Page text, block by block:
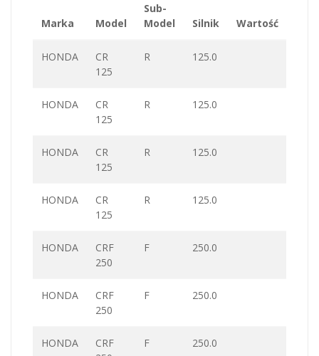
Marka Model
Sub-
Model
Silnik Wartość
HONDA
CR
125
R 125.0
HONDA
CR
125
R 125.0
HONDA
CR
125
R 125.0
HONDA
CR
125
R 125.0
HONDA
CRF
250
F 250.0
HONDA
CRF
250
F 250.0
HONDA
CRF
F 250.0